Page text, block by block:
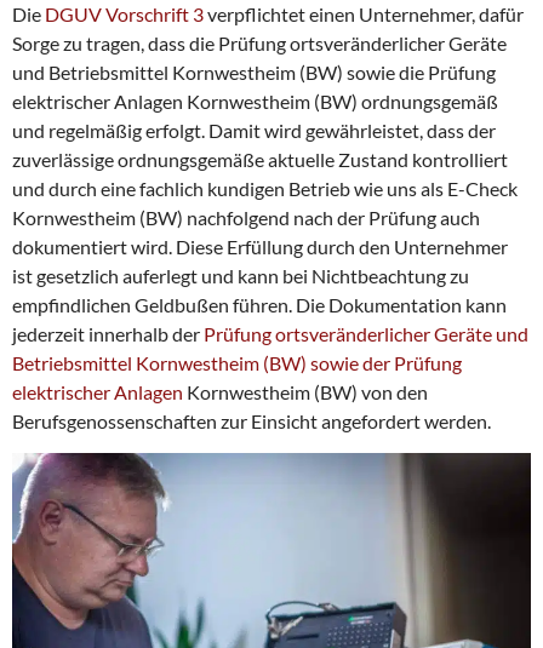
Die DGUV Vorschrift 3verpflichtet einen Unternehmer, dafür
Sorge zu tragen, dass die Prüfung ortsveränderlicher Geräte
und Betriebsmittel Kornwestheim (BW) sowie die Prüfung
elektrischer Anlagen Kornwestheim (BW) ordnungsgemäß
und regelmäßig erfolgt. Damit wird gewährleistet, dass der
zuverlässige ordnungsgemäße aktuelle Zustand kontrolliert
und durch eine fachlich kundigen Betrieb wie uns als E-Check
Kornwestheim (BW) nachfolgend nach der Prüfung auch
dokumentiert wird. Diese Erfüllung durch den Unternehmer
ist gesetzlich auferlegt und kann bei Nichtbeachtung zu
empfindlichen Geldbußen führen. Die Dokumentation kann
jederzeit innerhalb der Prüfung ortsveränderlicher Geräte und
Betriebsmittel Kornwestheim (BW) sowie der Prüfung
elektrischer Anlagen Kornwestheim (BW) von den
Berufsgenossenschaften zur Einsicht angefordert werden.